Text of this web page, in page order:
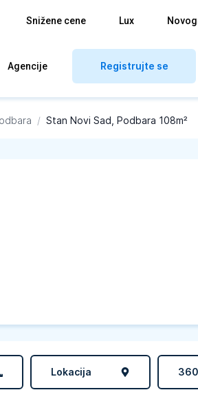
Snižene cene Lux
Agencije Registrujte se
/ Stan Novi Sad, Podbara 108m²
Lokacija